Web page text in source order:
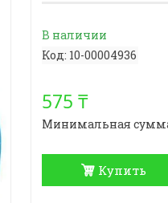
В наличии
Код: 10-00004936
575 ₸
Минимальная сумма
Купить